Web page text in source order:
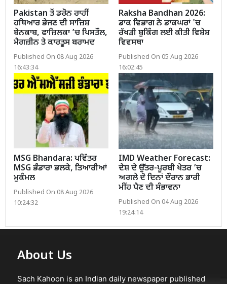
Pakistan ਤੋਂ ਡਰੋਨ ਰਾਹੀਂ
ਹਥਿਆਰ ਭੇਜਣ ਦੀ ਸਾਜ਼ਿਸ਼
ਬੇਨਕਾਬ, ਫਾਜ਼ਿਲਕਾ ’ਚ ਪਿਸਤੌਲ,
ਮੈਗਜ਼ੀਨ ਤੇ ਕਾਰਤੂਸ ਬਰਾਮਦ
Published On 08 Aug 2026
16:43:34
Raksha Bandhan 2026:
ਡਾਕ ਵਿਭਾਗ ਨੇ ਡਾਕਘਰਾਂ 'ਚ
ਰੱਖੜੀ ਬੁਕਿੰਗ ਲਈ ਕੀਤੀ ਵਿਸ਼ੇਸ਼
ਵਿਵਸਥਾ
Published On 05 Aug 2026
16:02:45
MSG Bhandara: ਪਵਿੱਤਰ
MSG ਭੰਡਾਰਾ ਭਲਕੇ, ਤਿਆਰੀਆਂ
ਮੁਕੰਮਲ
Published On 08 Aug 2026
10:24:32
IMD Weather Forecast:
ਦੇਸ਼ ਦੇ ਉੱਤਰ-ਪੂਰਬੀ ਖੇਤਰ ’ਚ
ਅਗਲੇ ਦੋ ਦਿਨਾਂ ਦੌਰਾਨ ਭਾਰੀ
ਮੀਂਹ ਪੈਣ ਦੀ ਸੰਭਾਵਨਾ
Published On 04 Aug 2026
19:24:14
About Us
Sach Kahoon is an Indian daily newspaper published